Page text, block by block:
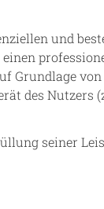
und
von
des Nutzers
seiner